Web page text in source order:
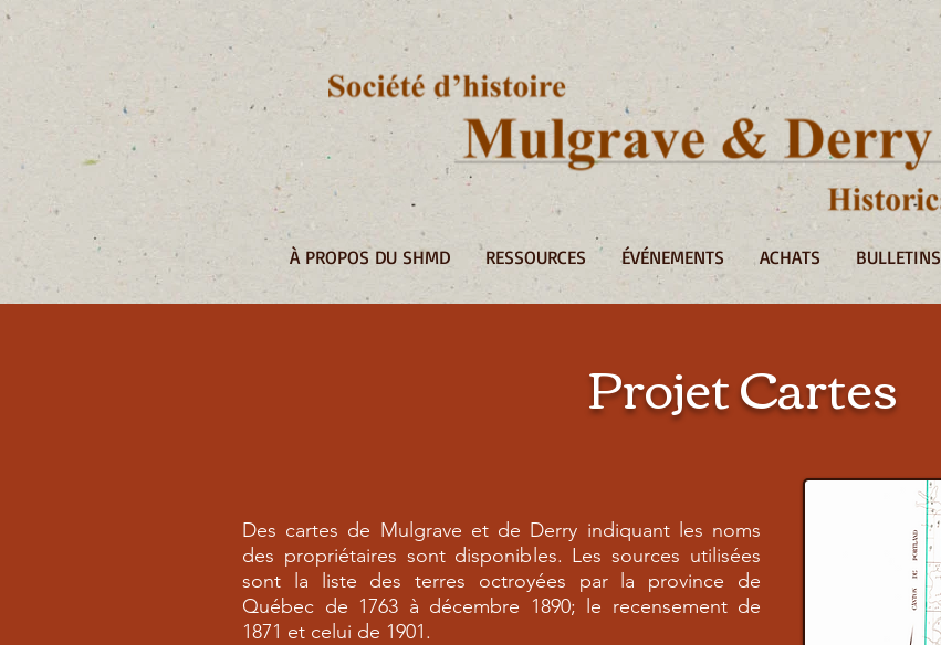
À PROPOS DU SHMD RESSOURCES ÉVÉNEMENTS ACHATS BULLETINS
Projet Cartes
Des cartes de Mulgrave et de Derry indiquant les noms
des propriétaires sont disponibles. Les sources utilisées
sont la liste des terres octroyées par la province de
Québec de 1763 à décembre 1890; le recensement de
1871 et celui de 1901.